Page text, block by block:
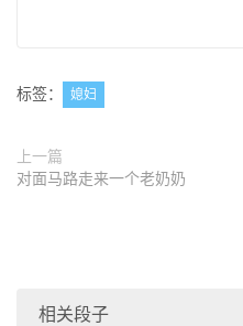
标签： 媳妇
上一篇
对面马路走来一个老奶奶
相关段子